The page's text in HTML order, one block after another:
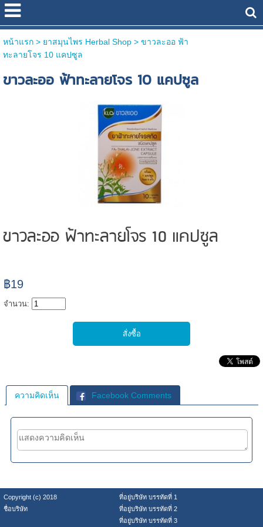
หน้าแรก> ยาสมุนไพร Herbal Shop > ขาวละออ ฟ้า
ทะลายโจร 10 แคปซูล
ขาวละออ ฟ้าทะลายโจร 10 แคปซูล
ขาวละออ ฟ้าทะลายโจร 10 แคปซูล
฿19
จำนวน:
ความคิดเห็น Facebook Comments
Copyright (c) 2018
ที่อยู่บริษัท บรรทัดที่ 1
ชื่อบริษัท
ที่อยู่บริษัท บรรทัดที่ 2
ที่อยู่บริษัท บรรทัดที่ 3